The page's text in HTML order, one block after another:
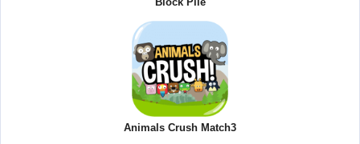
Animals Crush Match3